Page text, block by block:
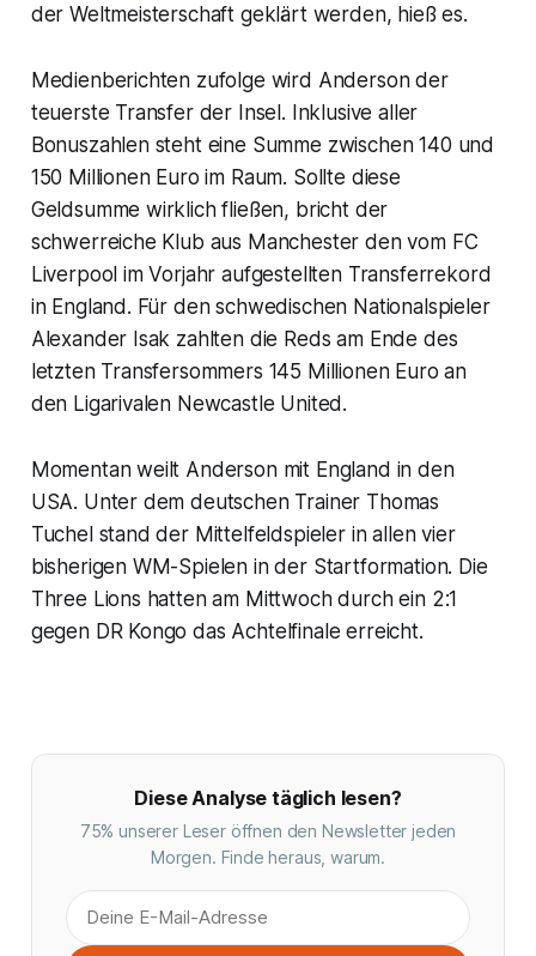
der Weltmeisterschaft geklärt werden, hieß es.
Medienberichten zufolge wird Anderson der
teuerste Transfer der Insel. Inklusive aller
Bonuszahlen steht eine Summe zwischen 140 und
150 Millionen Euro im Raum. Sollte diese
Geldsumme wirklich fließen, bricht der
schwerreiche Klub aus Manchester den vom FC
Liverpool im Vorjahr aufgestellten Transferrekord
in England. Für den schwedischen Nationalspieler
Alexander Isak zahlten die Reds am Ende des
letzten Transfersommers 145 Millionen Euro an
den Ligarivalen Newcastle United.
Momentan weilt Anderson mit England in den
USA. Unter dem deutschen Trainer Thomas
Tuchel stand der Mittelfeldspieler in allen vier
bisherigen WM-Spielen in der Startformation. Die
Three Lions hatten am Mittwoch durch ein 2:1
gegen DR Kongo das Achtelfinale erreicht.
Diese Analyse täglich lesen?
75% unserer Leser öffnen den Newsletter jeden
Morgen. Finde heraus, warum.